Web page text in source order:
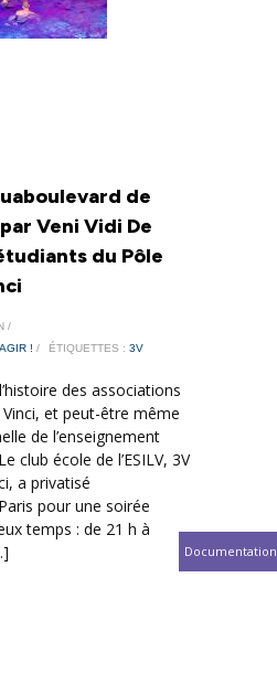
de
Veni Vidi De
du Pôle
/
! / ÉTIQUETTES : 3V
des associations
et peut-être même
de l’enseignement
club école de l’ESILV, 3V
a privatisé
pour une soirée
temps : de 21 h à
Documentation